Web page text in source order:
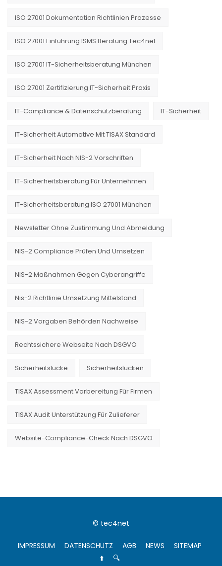
ISO 27001 Dokumentation Richtlinien Prozesse
ISO 27001 Einführung ISMS Beratung Tec4net
ISO 27001 IT-Sicherheitsberatung München
ISO 27001 Zertifizierung IT-Sicherheit Praxis
IT-Compliance & Datenschutzberatung IT-Sicherheit
IT-Sicherheit Automotive Mit TISAX Standard
IT-Sicherheit Nach NIS-2 Vorschriften
IT-Sicherheitsberatung Für Unternehmen
IT-Sicherheitsberatung ISO 27001 München
Newsletter Ohne Zustimmung Und Abmeldung
NIS-2 Compliance Prüfen Und Umsetzen
NIS-2 Maßnahmen Gegen Cyberangriffe
Nis-2 Richtlinie Umsetzung Mittelstand
NIS-2 Vorgaben Behörden Nachweise
Rechtssichere Webseite Nach DSGVO
Sicherheitslücke Sicherheitslücken
TISAX Assessment Vorbereitung Für Firmen
TISAX Audit Unterstützung Für Zulieferer
Website-Compliance-Check Nach DSGVO
© tec4net
IMPRESSUM DATENSCHUTZ AGB NEWS
SITEMAP
⬆️
🔍